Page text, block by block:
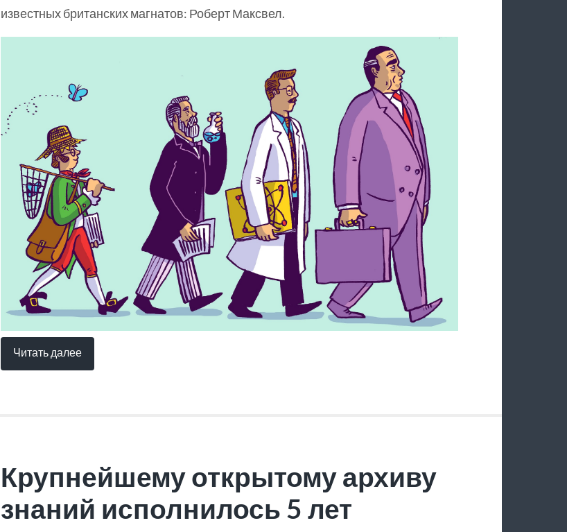
известных британских магнатов: Роберт Максвел.
Читать далее
Крупнейшему открытому архиву
знаний исполнилось 5 лет